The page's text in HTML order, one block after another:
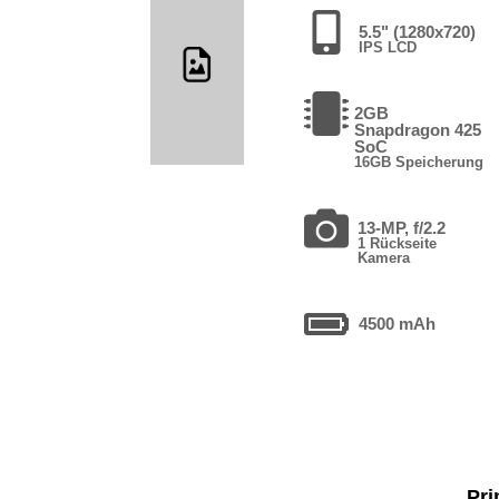
5.5" (1280x720)
IPS LCD
2GB
Snapdragon 425
SoC
16GB Speicherung
13-MP, f/2.2
1 Rückseite
Kamera
4500 mAh